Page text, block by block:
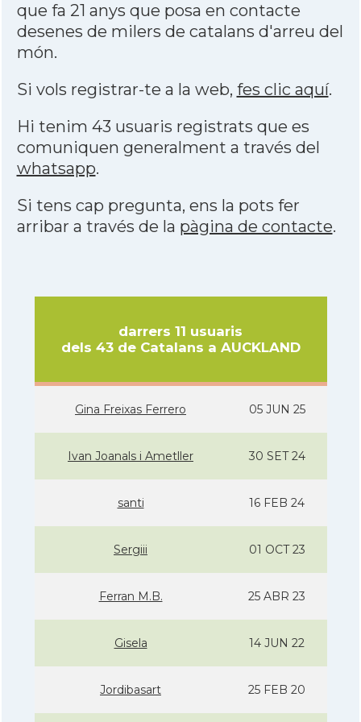
que fa 21 anys que posa en contacte
desenes de milers de catalans d'arreu del
món.
Si vols registrar-te a la web, fes clic aquí.
Hi tenim 43 usuaris registrats que es
comuniquen generalment a través del
whatsapp.
Si tens cap pregunta, ens la pots fer
arribar a través de la pàgina de contacte.
darrers 11 usuaris
dels 43 de Catalans a AUCKLAND
Gina Freixas Ferrero 05 JUN 25
Ivan Joanals i Ametller 30 SET 24
santi 16 FEB 24
Sergiii 01 OCT 23
Ferran M.B. 25 ABR 23
Gisela 14 JUN 22
Jordibasart 25 FEB 20